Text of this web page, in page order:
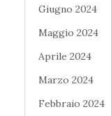
Giugno 2024
Maggio 2024
Aprile 2024
Marzo 2024
Febbraio 2024